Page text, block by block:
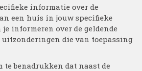
informatie over de
een huis in jouw specifieke
informeren over de geldende
uitzonderingen die van toepassing
te benadrukken dat naast de